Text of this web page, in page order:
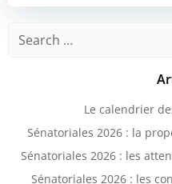
for:
Le calendrier
Sénatoriales 2026 : la
Sénatoriales 2026 : les
Sénatoriales 2026 : les